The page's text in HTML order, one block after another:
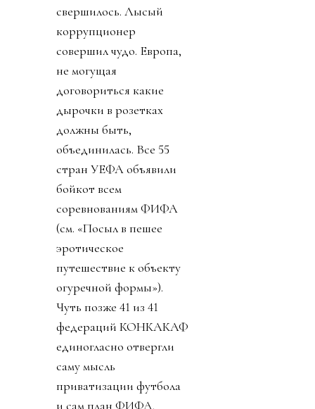
свершилось. Лысый
коррупционер
совершил чудо. Европа,
не могущая
договориться какие
дырочки в розетках
должны быть,
объединилась. Все 55
стран УЕФА объявили
бойкот всем
соревнованиям ФИФА
(см. «Посыл в пешее
эротическое
путешествие к объекту
огуречной формы»).
Чуть позже 41 из 41
федераций КОНКАКАФ
единогласно отвергли
саму мысль
приватизации футбола
и сам план ФИФА.